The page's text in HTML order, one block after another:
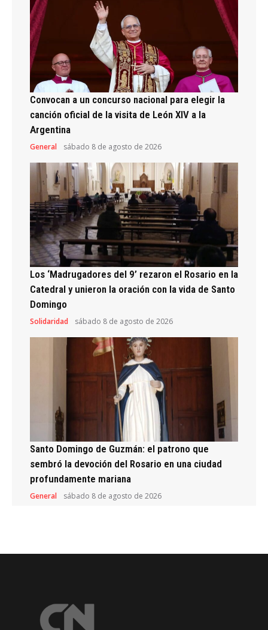
Convocan a un concurso nacional para elegir la
canción oficial de la visita de León XIV a la
Argentina
General sábado 8 de agosto de 2026
Los ‘Madrugadores del 9’ rezaron el Rosario en la
Catedral y unieron la oración con la vida de Santo
Domingo
Solidaridad sábado 8 de agosto de 2026
Santo Domingo de Guzmán: el patrono que
sembró la devoción del Rosario en una ciudad
profundamente mariana
General sábado 8 de agosto de 2026